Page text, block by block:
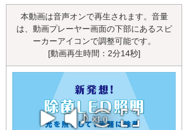
本動画は音声オンで再生されます。音量
は、動画プレーヤー画面の下部にあるスピ
ーカーアイコンで調整可能です。
[動画再生時間：2分14秒]